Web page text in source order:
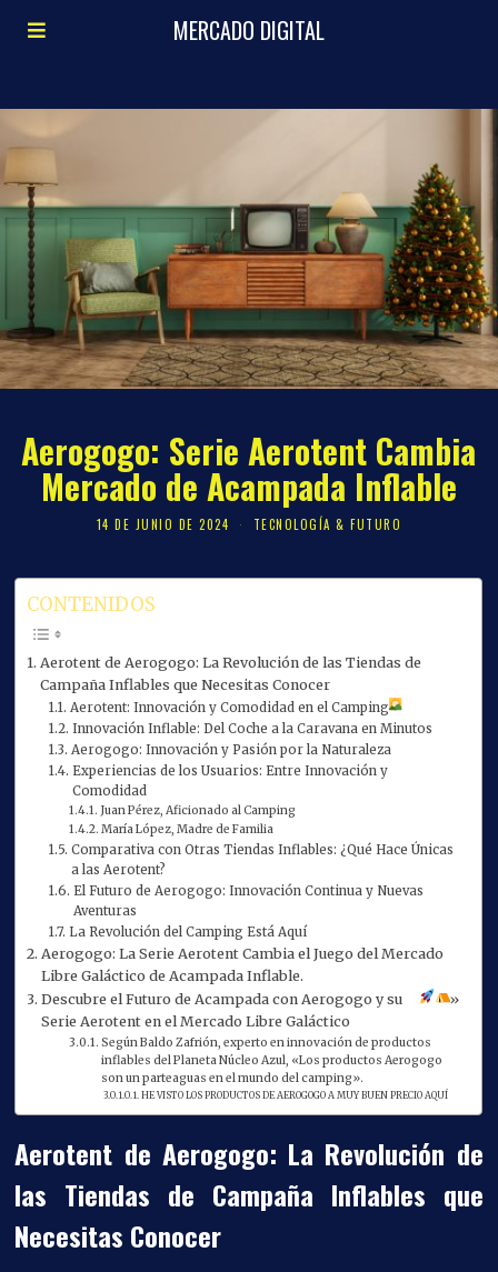
MERCADO DIGITAL
Aerogogo: Serie Aerotent Cambia
Mercado de Acampada Inflable
14 DE JUNIO DE 2024 TECNOLOGÍA & FUTURO
CONTENIDOS
Aerotent de Aerogogo: La Revolución de las Tiendas de
Campaña Inflables que Necesitas Conocer
Aerotent: Innovación y Comodidad en el Camping
Innovación Inflable: Del Coche a la Caravana en Minutos
Aerogogo: Innovación y Pasión por la Naturaleza
Experiencias de los Usuarios: Entre Innovación y
Comodidad
Juan Pérez, Aficionado al Camping
María López, Madre de Familia
Comparativa con Otras Tiendas Inflables: ¿Qué Hace Únicas
a las Aerotent?
El Futuro de Aerogogo: Innovación Continua y Nuevas
Aventuras
La Revolución del Camping Está Aquí
Aerogogo: La Serie Aerotent Cambia el Juego del Mercado
Libre Galáctico de Acampada Inflable.
Descubre el Futuro de Acampada con Aerogogo y su
Serie Aerotent en el Mercado Libre Galáctico
»
Según Baldo Zafrión, experto en innovación de productos
inflables del Planeta Núcleo Azul, «Los productos Aerogogo
son un parteaguas en el mundo del camping».
HE VISTO LOS PRODUCTOS DE AEROGOGO A MUY BUEN PRECIO AQUÍ
Aerotent de Aerogogo: La Revolución de
las Tiendas de Campaña Inflables que
Necesitas Conocer